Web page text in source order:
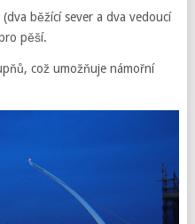
běžící sever a dva vedoucí
pěší.
což umožňuje námořní